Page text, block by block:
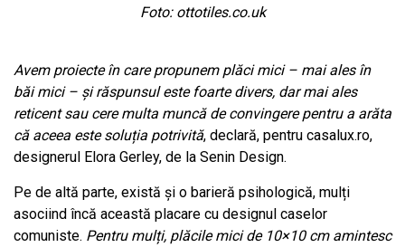
Foto: ottotiles.co.uk
Avem proiecte în care propunem plăci mici – mai ales în
băi mici – și răspunsul este foarte divers, dar mai ales
reticent sau cere multa muncă de convingere pentru a arăta
că aceea este soluția potrivită, declară, pentru casalux.ro,
designerul Elora Gerley, de la Senin Design.
Pe de altă parte, există și o barieră psihologică, mulți
asociind încă această placare cu designul caselor
comuniste. Pentru mulți, plăcile mici de 10×10 cm amintesc